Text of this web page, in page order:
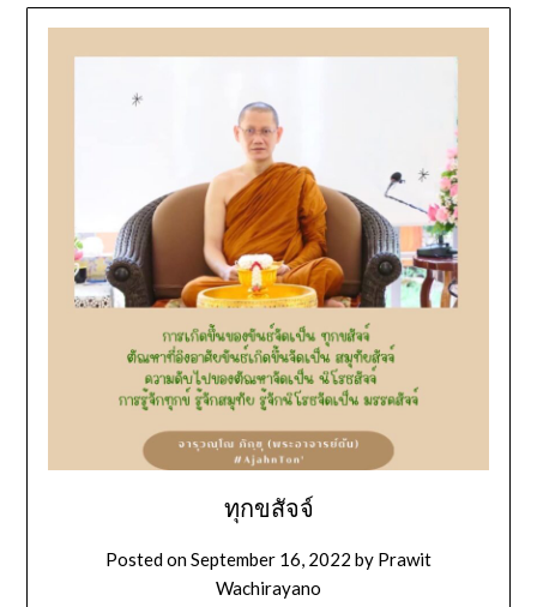
ทุกขสัจจ์
Posted onSeptember 16, 2022 by Prawit
Wachirayano